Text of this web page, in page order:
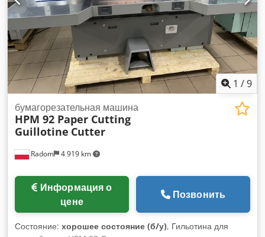
1 /9
Radom 4 919 km
бумагорезательная машина
HPM 92 Paper Cutting
Guillotine Cutter
цене
Позвонить
Состояние: хорошее состояние (б/у), Гильотина для